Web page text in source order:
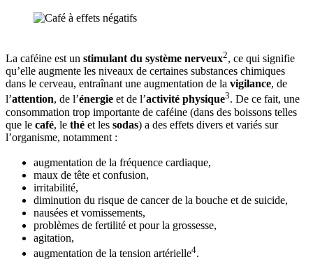
La caféine est un stimulant du système nerveux2, ce qui signifie
qu’elle augmente les niveaux de certaines substances chimiques
dans le cerveau, entraînant une augmentation de la vigilance, de
l’attention, de l’énergie et de l’activité physique3. De ce fait, une
consommation trop importante de caféine (dans des boissons telles
que le café, le thé et les sodas) a des effets divers et variés sur
l’organisme, notamment :
augmentation de la fréquence cardiaque,
maux de tête et confusion,
irritabilité,
diminution du risque de cancer de la bouche et de suicide,
nausées et vomissements,
problèmes de fertilité et pour la grossesse,
agitation,
augmentation de la tension artérielle4.